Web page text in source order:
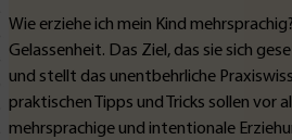
Wie erziehe ich mein Kind
Gelassenheit. Das Ziel, das sie sich
und stellt das unentbehrliche
praktischen Tipps und Tricks sollen vor
mehrsprachige und intentionale